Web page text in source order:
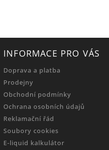
INFORMACE PRO VÁS
Doprava a platba
Prodejny
Obchodní podmínky
Ochrana osobních údajů
Reklamační řád
Soubory cookies
E-liquid kalkulátor